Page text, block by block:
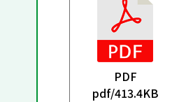
PDF
pdf/413.4KB